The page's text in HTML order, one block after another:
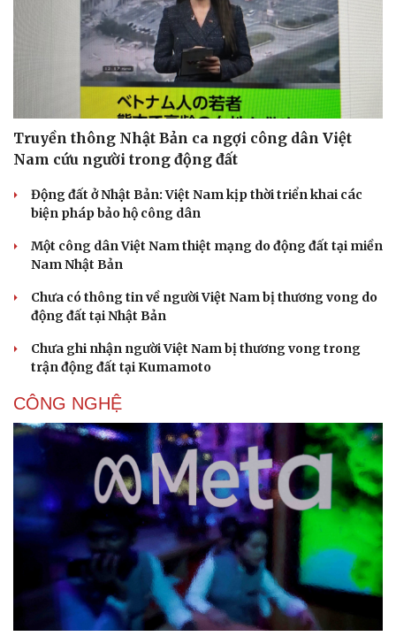
Truyền thông Nhật Bản ca ngợi công dân Việt
Nam cứu người trong động đất
Động đất ở Nhật Bản: Việt Nam kịp thời triển khai các
biện pháp bảo hộ công dân
Một công dân Việt Nam thiệt mạng do động đất tại miền
Nam Nhật Bản
Chưa có thông tin về người Việt Nam bị thương vong do
động đất tại Nhật Bản
Chưa ghi nhận người Việt Nam bị thương vong trong
trận động đất tại Kumamoto
CÔNG NGHỆ